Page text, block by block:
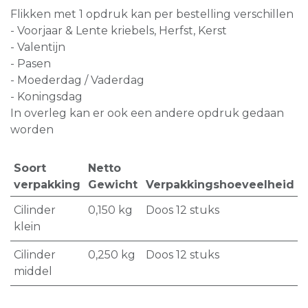
Flikken met 1 opdruk kan per bestelling verschillen
- Voorjaar & Lente kriebels, Herfst, Kerst
- Valentijn
- Pasen
- Moederdag / Vaderdag
- Koningsdag
In overleg kan er ook een andere opdruk gedaan
worden
Soort
verpakking
Netto
Gewicht
Verpakkingshoeveelheid
Cilinder
klein
0,150 kg Doos 12 stuks
Cilinder
middel
0,250 kg Doos 12 stuks